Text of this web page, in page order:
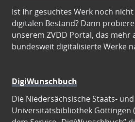
Ist Ihr gesuchtes Werk noch
digitalen Bestand? Dann
unserem ZVDD Portal, das mehr
bundesweit digitalisierte Werke
DigiWunschbuch
Die Niedersächsische Staats- und
Universitätsbibliothek Göttingen